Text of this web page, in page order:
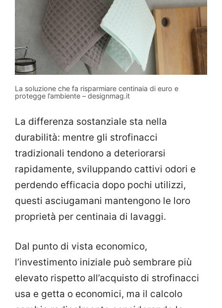
La soluzione che fa risparmiare centinaia di euro e
protegge l’ambiente – designmag.it
La differenza sostanziale sta nella
durabilità: mentre gli strofinacci
tradizionali tendono a deteriorarsi
rapidamente, sviluppando cattivi odori e
perdendo efficacia dopo pochi utilizzi,
questi asciugamani mantengono le loro
proprietà per centinaia di lavaggi.
Dal punto di vista economico,
l’investimento iniziale può sembrare più
elevato rispetto all’acquisto di strofinacci
usa e getta o economici, ma il calcolo